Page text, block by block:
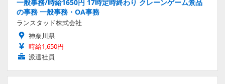
一般事務/時給1650円 17時定時終わり クレーンゲーム景品
の事務 一般事務・OA事務
ランスタッド株式会社
神奈川県
時給1,650円
派遣社員